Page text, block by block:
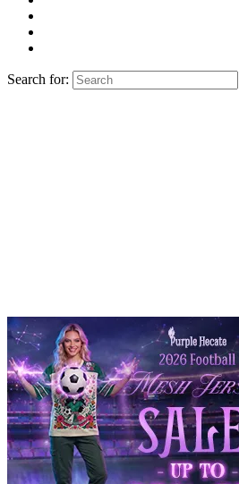
Search for: